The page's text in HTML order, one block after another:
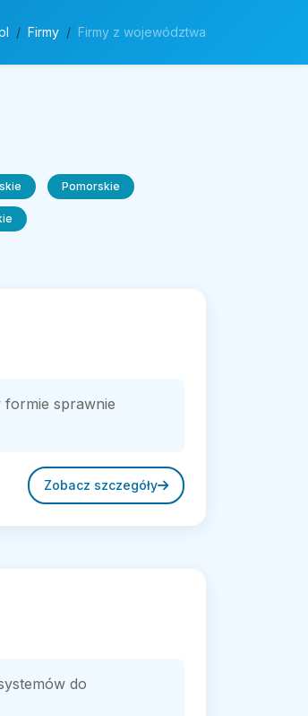
Firmy Firmy z województwa
Pomorskie
formie sprawnie
Zobacz szczegóły
do